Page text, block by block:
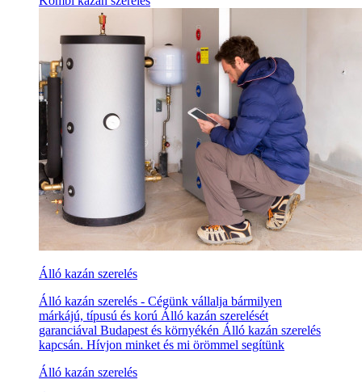
Álló kazán szerelés
Álló kazán szerelés - Cégünk vállalja bármilyen
márkájú, típusú és korú Álló kazán szerelését
garanciával Budapest és környékén Álló kazán szerelés
kapcsán. Hívjon minket és mi örömmel segítünk
Álló kazán szerelés